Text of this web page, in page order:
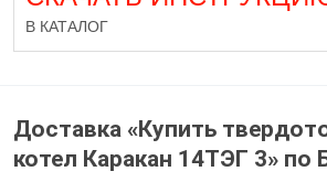
В КАТАЛОГ
Доставка «Купить
котел Каракан 14ТЭГ 3» по